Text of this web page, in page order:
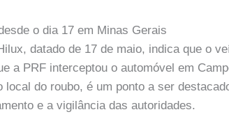
o dia 17 em Minas Gerais
datado de 17 de maio, indica que o
a PRF interceptou o automóvel em
local do roubo, é um ponto a ser
e a vigilância das autoridades.